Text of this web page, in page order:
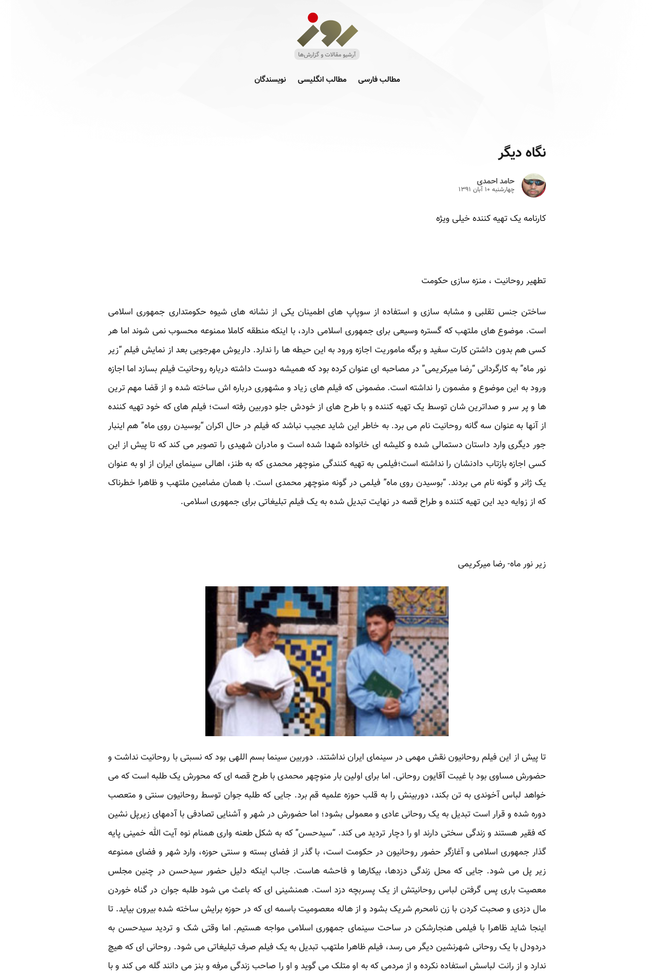
مطالب فارسی مطالب انگلیسی نویسندگان
نگاه دیگر
حامد احمدی
چهارشنبه ۱۰ آبان ۱۳۹۱
کارنامه یک تهیه کننده خیلی ویژه
تطهیر روحانیت ، منزه سازی حکومت
ساختن جنس تقلبی و مشابه سازی و استفاده از سوپاپ های اطمینان یکی از نشانه های شیوه حکومتداری جمهوری اسلامی
است. موضوع های ملتهب که گستره وسیعی برای جمهوری اسلامی دارد، با اینکه منطقه کاملا ممنوعه محسوب نمی شوند اما هر
کسی هم بدون داشتن کارت سفید و برگه ماموریت اجازه ورود به این حیطه ها را ندارد. داریوش مهرجویی بعد از نمایش فیلم “زیر
نور ماه” به کارگردانی “رضا میرکریمی” در مصاحبه ای عنوان کرده بود که همیشه دوست داشته درباره روحانیت فیلم بسازد اما اجازه
ورود به این موضوع و مضمون را نداشته است. مضمونی که فیلم های زیاد و مشهوری درباره اش ساخته شده و از قضا مهم ترین
ها و پر سر و صداترین شان توسط یک تهیه کننده و با طرح های از خودش جلو دوربین رفته است؛ فیلم های که خود تهیه کننده
از آنها به عنوان سه گانه روحانیت نام می برد. به خاطر این شاید عجیب نباشد که فیلم در حال اکران “بوسیدن روی ماه” هم اینبار
جور دیگری وارد داستان دستمالی شده و کلیشه ای خانواده شهدا شده است و مادران شهیدی را تصویر می کند که تا پیش از این
کسی اجازه بازتاب دادنشان را نداشته است؛فیلمی به تهیه کنندگی منوچهر محمدی که به طنز، اهالی سینمای ایران از او به عنوان
یک ژانر و گونه نام می بردند. “بوسیدن روی ماه” فیلمی در گونه منوچهر محمدی است. با همان مضامین ملتهب و ظاهرا خطرناک
که از زوایه دید این تهیه کننده و طراح قصه در نهایت تبدیل شده به یک فیلم تبلیغاتی برای جمهوری اسلامی.
زیر نور ماه- رضا میرکریمی
تا پیش از این فیلم روحانیون نقش مهمی در سینمای ایران نداشتند. دوربین سینما بسم اللهی بود که نسبتی با روحانیت نداشت و
حضورش مساوی بود با غیبت آقایون روحانی. اما برای اولین بار منوچهر محمدی با طرح قصه ای که محورش یک طلبه است که می
خواهد لباس آخوندی به تن بکند، دوربینش را به قلب حوزه علمیه قم برد. جایی که طلبه جوان توسط روحانیون سنتی و متعصب
دوره شده و قرار است تبدیل به یک روحانی عادی و معمولی بشود؛ اما حضورش در شهر و آشنایی تصادفی با آدمهای زیرپل نشین
که فقیر هستند و زندگی سختی دارند او را دچار تردید می کند. “سیدحسن” که به شکل طعنه واری همنام نوه آیت الله خمینی پایه
گذار جمهوری اسلامی و آغازگر حضور روحانیون در حکومت است، با گذر از فضای بسته و سنتی حوزه، وارد شهر و فضای ممنوعه
زیر پل می شود. جایی که محل زندگی دزدها، بیکارها و فاحشه هاست. جالب اینکه دلیل حضور سیدحسن در چنین مجلس
معصیت باری پس گرفتن لباس روحانیتش از یک پسربچه دزد است. همنشینی ای که باعث می شود طلبه جوان در گناه خوردن
مال دزدی و صحبت کردن با زن نامحرم شریک بشود و از هاله معصومیت باسمه ای که در حوزه برایش ساخته شده بیرون بیاید. تا
اینجا شاید ظاهرا با فیلمی هنجارشکن در ساحت سینمای جمهوری اسلامی مواجه هستیم. اما وقتی شک و تردید سیدحسن به
دردودل با یک روحانی شهرنشین دیگر می رسد، فیلم ظاهرا ملتهب تبدیل به یک فیلم صرف تبلیغاتی می شود. روحانی ای که هیچ
ندارد و از رانت لباسش استفاده نکرده و از مردمی که به او متلک می گوید و او را صاحب زندگی مرفه و بنز می دانند گله می کند و با